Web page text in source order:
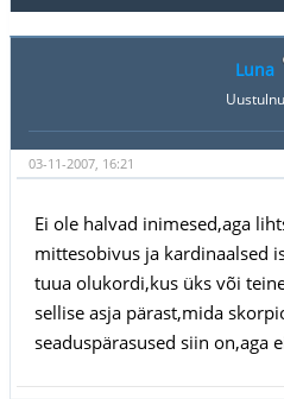
Luna
03-11-2007, 16:21
Ei ole halvad inimesed,aga
mittesobivus ja kardinaalsed
tuua olukordi,kus üks või
sellise asja pärast,mida
seaduspärasused siin on,aga